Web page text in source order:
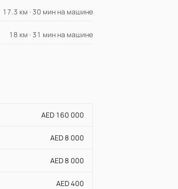
17.3 км · 30 мин на машине
18 км · 31 мин на машине
AED 160 000
AED 8 000
AED 8 000
AED 400